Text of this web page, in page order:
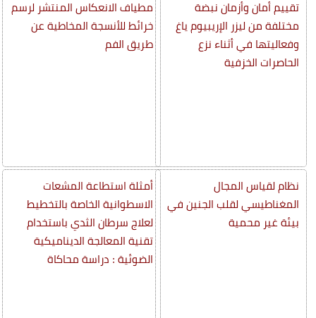
تقييم أمان وأزمان نبضة
مختلفة من ليزر الإريبيوم ياغ
وفعاليتها في أثناء نزع
الحاصرات الخزفية
نظام لقياس المجال
المغناطيسي لقلب الجنين في
بيئة غير محمية
مطياف الانعكاس المنتشر لرسم
خرائط للأنسجة المخاطية عن
طريق الفم
أمثلة استطاعة المشعات
الاسطوانية الخاصة بالتخطيط
لعلاج سرطان الثدي باستخدام
تقنية المعالجة الديناميكية
الضوئية : دراسة محاكاة